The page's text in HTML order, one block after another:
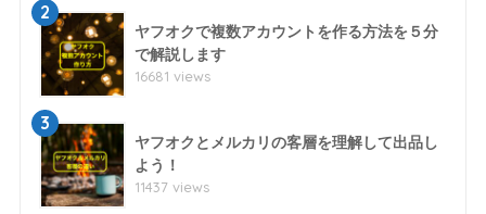
2
ヤフオクで複数アカウントを作る方法を５分
で解説します
16681 views
3
ヤフオクとメルカリの客層を理解して出品し
よう！
11437 views